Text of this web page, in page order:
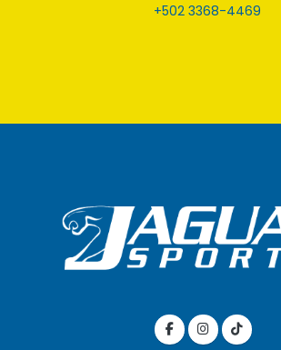
+502 3368-4469